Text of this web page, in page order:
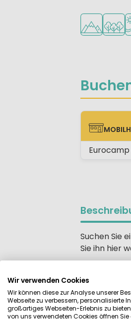
In denIn
MOBILHEIM
Eurocamp
Suchen Sie
Sie ihn hier
Nahezu
Dieser
erneuert
Wir verwenden Cookies
Wir können diese zur Analyse unserer
Webseite zu verbessern, personalisierte
großartiges Webseiten-Erlebnis zu
von uns verwendeten Cookies öffnen Sie